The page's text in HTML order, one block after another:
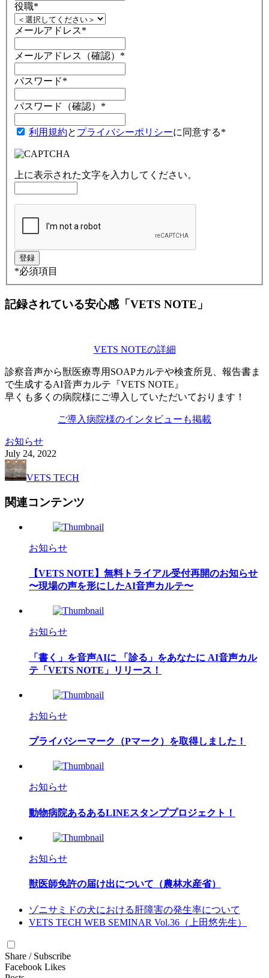
役職*
メールアドレス*
メールアドレス（確認） *
パスワード*
パスワード（確認） *
利用規約と プライバシーポリシーに同意する*
上に表示された文字を入力してください。
*必須項目
記録されている安心感「VETS NOTE」
VETS NOTEの詳細
診察音声から獣医療専用SOAPカルテや検査所見、報告書ま
で生成するAI音声カルテ『VETS NOTE』
早くも多くの病院様にご導入していただいております！
ご導入病院様のインタビューも掲載
お知らせ
July 24, 2022
VETS TECH
関連コンテンツ
お知らせ
【VETS NOTE】無料トライアル受付再開のお知らせ
〜現場の声を形にしたAI音声カルテ〜
お知らせ
「書く」を音声AIに 「診る」をあなたに AI音声カル
テ「VETS NOTE」リリース！
お知らせ
プライバシーマーク（Pマーク）を取得しました！
お知らせ
動物病院あるあるLINEスタンププロジェクト！
お知らせ
獣医師免許の届け出について（農林水産省）
ゾニサミドの犬における肝障害の発生率について
VETS TECH WEB SEMINAR Vol.36（上田悠先生）
Share / Subscribe
Facebook Likes